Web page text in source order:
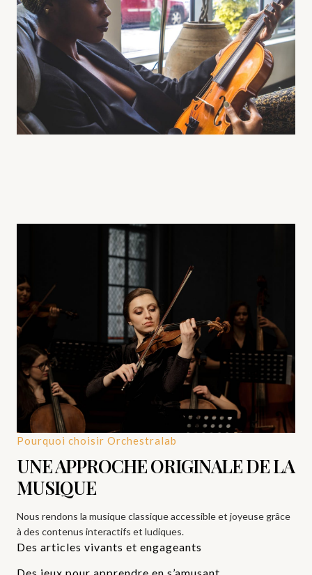
Pourquoi choisir Orchestralab
UNE APPROCHE ORIGINALE DE LA
MUSIQUE
Nous rendons la musique classique accessible et joyeuse grâce
à des contenus interactifs et ludiques.
Des articles vivants et engageants